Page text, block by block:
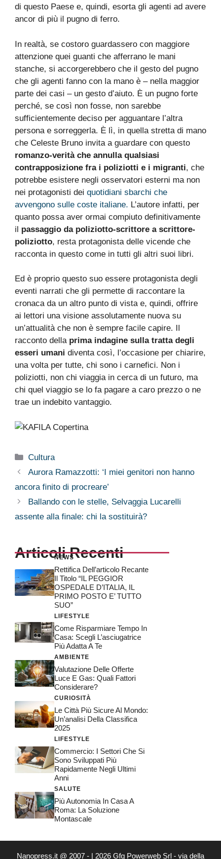
di questo Paese e, quindi, esorta gli agenti ad avere
ancor di più il pugno di ferro.
In realtà, se costoro guardassero con maggiore
attenzione quei guanti che afferrano le mani
stanche, si accorgerebbero che il gesto del pugno
che gli agenti fanno con la mano è – nella maggior
parte dei casi – un gesto d’aiuto. È un pugno forte
perché, se così non fosse, non sarebbe
sufficientemente deciso per agguantare l’altra
persona e sorreggerla. È lì, in quella stretta di mano
che Celeste Bruno invita a guardare con questo
romanzo-verità che annulla qualsiasi
contrapposizione fra i poliziotti e i migranti, che
potrebbe esistere negli osservatori esterni ma non
nei protagonisti dei quotidiani sbarchi che
avvengono sulle coste italiane. L’autore infatti, per
quanto possa aver ormai compiuto definitivamente
il passaggio da poliziotto-scrittore a scrittore-
poliziotto, resta protagonista delle vicende che
racconta in questo come in tutti gli altri suoi libri.
Ed è proprio questo suo essere protagonista degli
eventi narrati che gli permette di raccontare la
cronaca da un altro punto di vista e, quindi, offrire
ai lettori una visione assolutamente nuova su
un’attualità che non è sempre facile capire. Il
racconto della prima indagine sulla tratta degli
esseri umani diventa così, l’occasione per chiarire,
una volta per tutte, chi sono i carnefici. Non i
poliziotti, non chi viaggia in cerca di un futuro, ma
chi quel viaggio se lo fa pagare a caro prezzo o ne
trae un indebito vantaggio.
Categorie
Cultura
Aurora Ramazzotti: ‘I miei genitori non hanno
ancora finito di procreare’
Ballando con le stelle, Selvaggia Lucarelli
assente alla finale: chi la sostituirà?
Articoli Recenti
NEWS
Rettifica Dell’articolo Recante
Il Titolo “IL PEGGIOR
OSPEDALE D’ITALIA, IL
PRIMO POSTO E’ TUTTO
SUO”
LIFESTYLE
Come Risparmiare Tempo In
Casa: Scegli L’asciugatrice
Più Adatta A Te
AMBIENTE
Valutazione Delle Offerte
Luce E Gas: Quali Fattori
Considerare?
CURIOSITÀ
Le Città Più Sicure Al Mondo:
Un’analisi Della Classifica
2025
LIFESTYLE
Commercio: I Settori Che Si
Sono Sviluppati Più
Rapidamente Negli Ultimi
Anni
SALUTE
Più Autonomia In Casa A
Roma: La Soluzione
Montascale
Nanopress.it @ 2007 - | 2026 Gfg Powerweb Srl - via della